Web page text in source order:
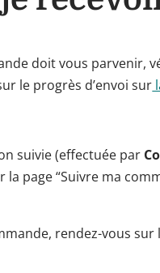
doit vous parvenir,
le progrès d’envoi sur
suivie (effectuée par
page “Suivre ma
rendez-vous